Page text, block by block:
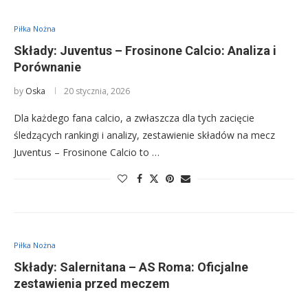
Piłka Nożna
Składy: Juventus – Frosinone Calcio: Analiza i
Porównanie
by Oska 20 stycznia, 2026
Dla każdego fana calcio, a zwłaszcza dla tych zacięcie
śledzących rankingi i analizy, zestawienie składów na mecz
Juventus – Frosinone Calcio to …
Piłka Nożna
Składy: Salernitana – AS Roma: Oficjalne
zestawienia przed meczem